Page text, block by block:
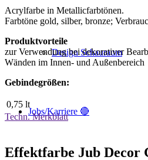
Design Schauraum
Jobs/Karriere 🔴
Acrylfarbe in Metallicfarbtönen.
Farbtöne gold, silber, bronze;
Produktvorteile
zur Verwendung bei dekorativer
Wänden im Innen- und Außenbereich
Gebindegrößen:
0,75 lt
Techn. Merkblatt
Effektfarbe Jub Decor